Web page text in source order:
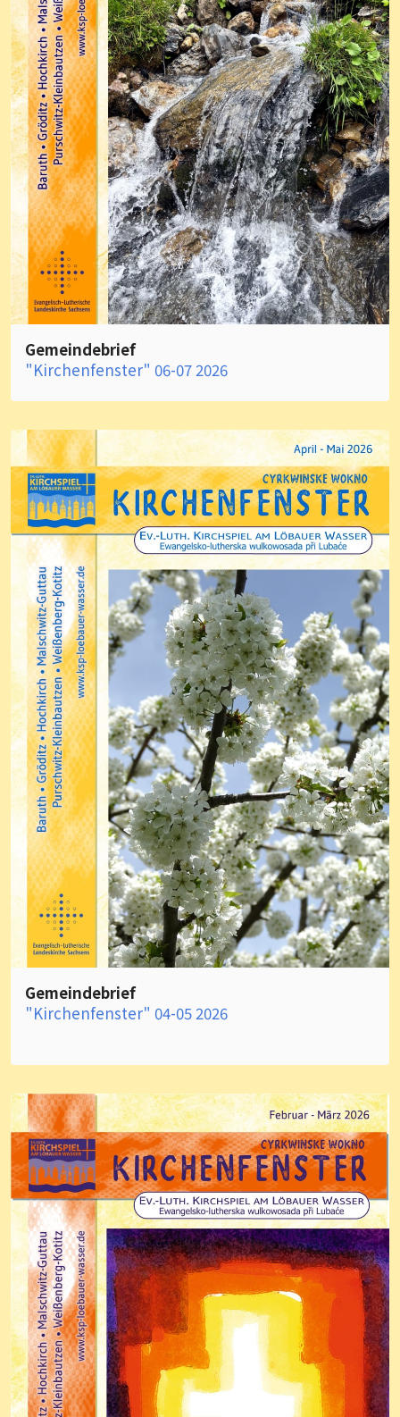
Gemeindebrief
"Kirchenfenster" 06-07 2026
Gemeindebrief
"Kirchenfenster" 04-05 2026